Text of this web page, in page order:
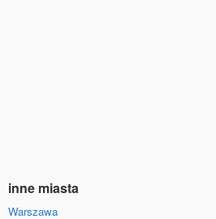
inne miasta
Warszawa